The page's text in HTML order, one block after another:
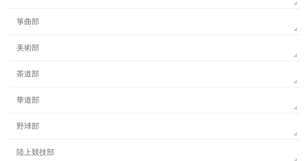
箏曲部
美術部
茶道部
華道部
野球部
陸上競技部